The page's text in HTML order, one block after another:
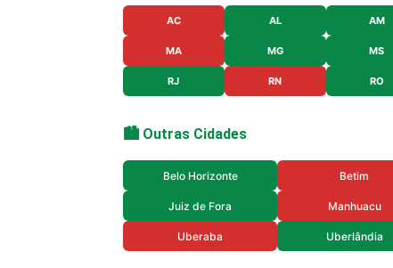
AC AL AM
MA MG MS
RJ RN RO
🏙️ Outras Cidades
Belo Horizonte Betim
Juiz de Fora Manhuacu
Uberaba Uberlândia